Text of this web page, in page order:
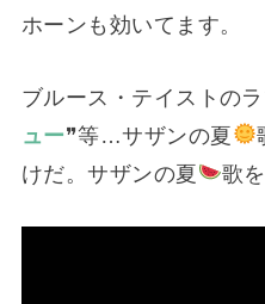
ホーンも効いてます。
ブルース・テイストの
ュー❞等…サザンの夏
けだ。サザンの夏
歌